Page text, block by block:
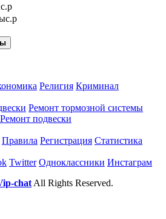
Религия Криминал
Ремонт тормозной системы
Ремонт подвески
Правила Регистрация Статистика
Twitter Одноклассники Инстаграм
chat All Rights Reserved.